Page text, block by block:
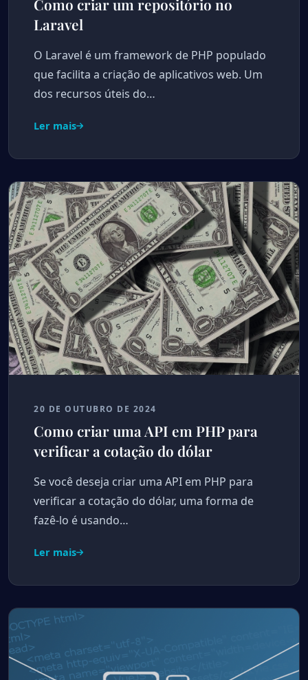
Como criar um repositório no
Laravel
O Laravel é um framework de PHP populado
que facilita a criação de aplicativos web. Um
dos recursos úteis do…
Ler mais
20 DE OUTUBRO DE 2024
Como criar uma API em PHP para
verificar a cotação do dólar
Se você deseja criar uma API em PHP para
verificar a cotação do dólar, uma forma de
fazê-lo é usando…
Ler mais